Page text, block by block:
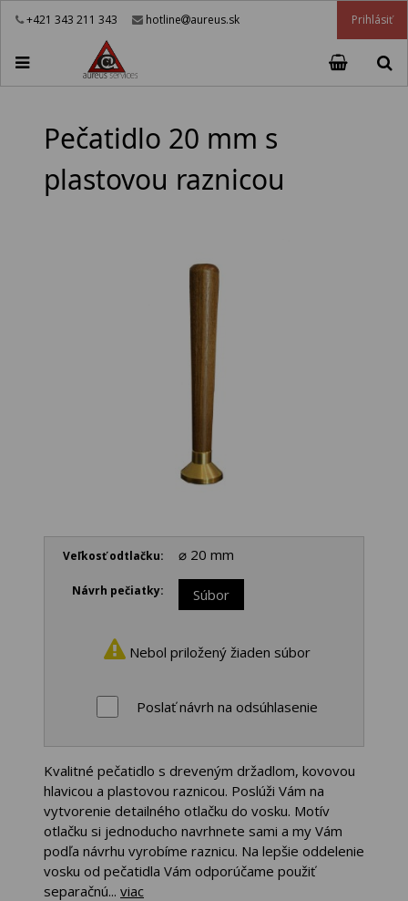
+421 343 211 343 hotline aureus.sk Prihlásiť
Pečatidlo 20 mm s
plastovou raznicou
Veľkosť odtlačku: ⌀ 20 mm
Návrh pečiatky: Súbor
Nebol priložený žiaden súbor
Poslať návrh na odsúhlasenie
Kvalitné pečatidlo s dreveným držadlom, kovovou
hlavicou a plastovou raznicou. Poslúži Vám na
vytvorenie detailného otlačku do vosku. Motív
otlačku si jednoducho navrhnete sami a my Vám
podľa návrhu vyrobíme raznicu. Na lepšie oddelenie
vosku od pečatidla Vám odporúčame použiť
separačnú... viac